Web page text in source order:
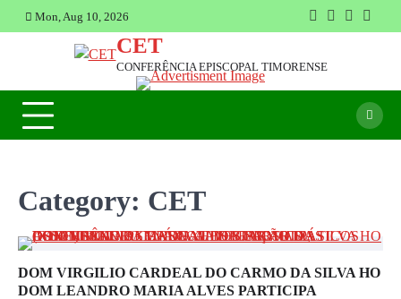
to
Mon, Aug 10, 2026
Facebook
Instagram
Twitter
CET
CONFERÊNCIA EPISCOPAL TIMORENSE
Category: CET
DOM VIRGILIO CARDEAL DO CARMO DA SILVA HO
DOM LEANDRO MARIA ALVES PARTICIPA